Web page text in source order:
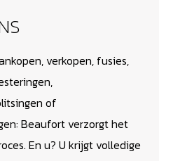
verkopen, fusies,
of
Beaufort verzorgt het
En u? U krijgt volledige